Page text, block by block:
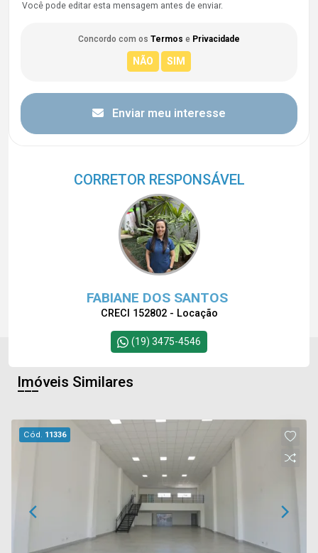
Você pode editar esta mensagem antes de enviar.
Concordo com os Termos e Privacidade
Enviar meu interesse
CORRETOR RESPONSÁVEL
FABIANE DOS SANTOS
CRECI 152802 - Locação
(19) 3475-4546
Imóveis Similares
Cód. 11336